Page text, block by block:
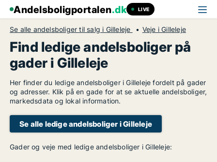
Andelsboligportalen.dk LIVE
Se alle andelsboliger til salg i Gilleleje Veje i Gilleleje
Find ledige andelsboliger på
gader i Gilleleje
Her finder du ledige andelsboliger i Gilleleje fordelt på gader
og adresser. Klik på en gade for at se aktuelle andelsboliger,
markedsdata og lokal information.
Se alle ledige andelsboliger i Gilleleje
Gader og veje med ledige andelsboliger i Gilleleje: